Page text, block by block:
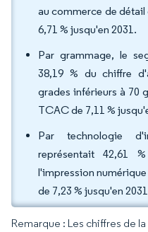
au commerce de
6,71 % jusqu'en 2031.
Par grammage, le
38,19 % du chiffre
grades inférieurs à 70
TCAC de 7,11 %
Par technologie
représentait 42,61
l'impression
de 7,23 % jusqu'en
Remarque : Les chiffres de